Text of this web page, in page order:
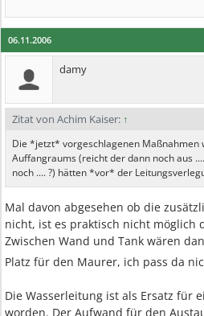
06.11.2006
damy
Zitat von Achim Kaiser: ↑
Die *jetzt* vorgeschlagenen Maßnahmen
Auffangraums (reicht der dann noch aus
noch .... ?) hätten *vor* der
Mal davon abgesehen ob die
nicht, ist es praktisch nicht möglich
Zwischen Wand und Tank wären
Platz für den Maurer, ich pass da
Die Wasserleitung ist als Ersatz für
worden. Der Aufwand für den